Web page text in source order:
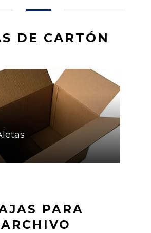
DE CARTÓN
PARA
ARCHIVO